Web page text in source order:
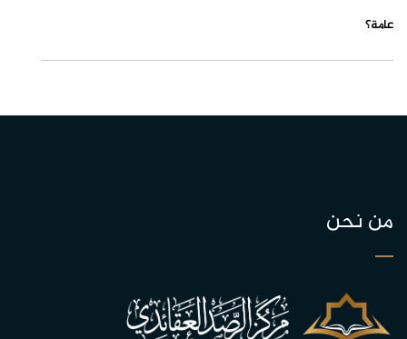
عامة؟
من نحن